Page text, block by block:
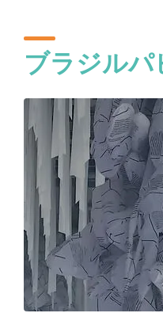
ブラジルパ